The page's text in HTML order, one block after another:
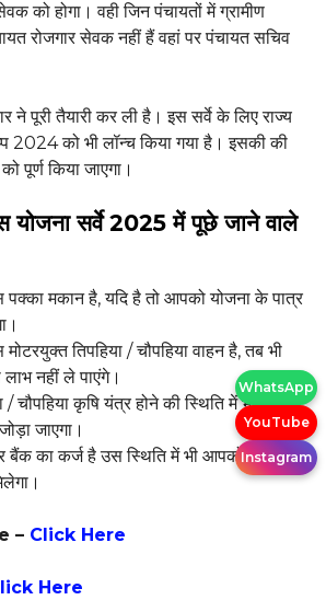
को होगा। वही जिन पंचायतों में ग्रामीण
रोजगार सेवक नहीं हैं वहां पर पंचायत सचिव
ने पूरी तैयारी कर ली है। इस सर्वे के लिए राज्य
2024 को भी लॉन्च किया गया है। इसकी की
पूर्ण किया जाएगा।
योजना सर्वे 2025 में पूछे जाने वाले
मकान है, यदि है तो आपको योजना के पात्र
तिपहिया / चौपहिया वाहन है, तब भी
नहीं ले पाएंगे।
/ चौपहिया कृषि यंत्र होने की स्थिति में भी आपको
जाएगा।
का कर्ज है उस स्थिति में भी आपको योजना
– Click Here
Here
WhatsApp
YouTube
Instagram